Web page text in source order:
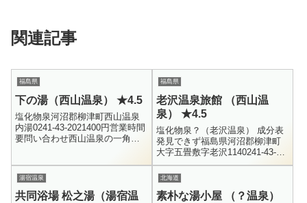
関連記事
福島県
下の湯（西山温泉） ★4.5
塩化物泉河沼郡柳津町西山温泉
内湯0241-43-2021400円営業時間
要問い合わせ西山温泉の一角に
福島県
老沢温泉旅館 （西山温
泉） ★4.5
塩化物泉？（老沢温泉） 成分表
発見できず福島県河沼郡柳津町
大字五畳敷字老沢1140241-43-
2014混浴内湯400円営業時間 要
確認宿泊した旅館新湯の隣にあ
る、とても風情良く鄙...
湯宿温泉
共同浴場 松之湯（湯宿温
北海道
素朴な湯小屋 （？温泉）